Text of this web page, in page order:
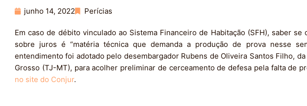
junho 14, 2022 Perícias
Em caso de débito vinculado ao Sistema Financeiro de Habitação (SFH), saber
sobre juros é “matéria técnica que demanda a produção de prova nesse
entendimento foi adotado pelo desembargador Rubens de Oliveira Santos Filho,
Grosso (TJ-MT), para acolher preliminar de cerceamento de defesa pela falta de
no site do Conjur.